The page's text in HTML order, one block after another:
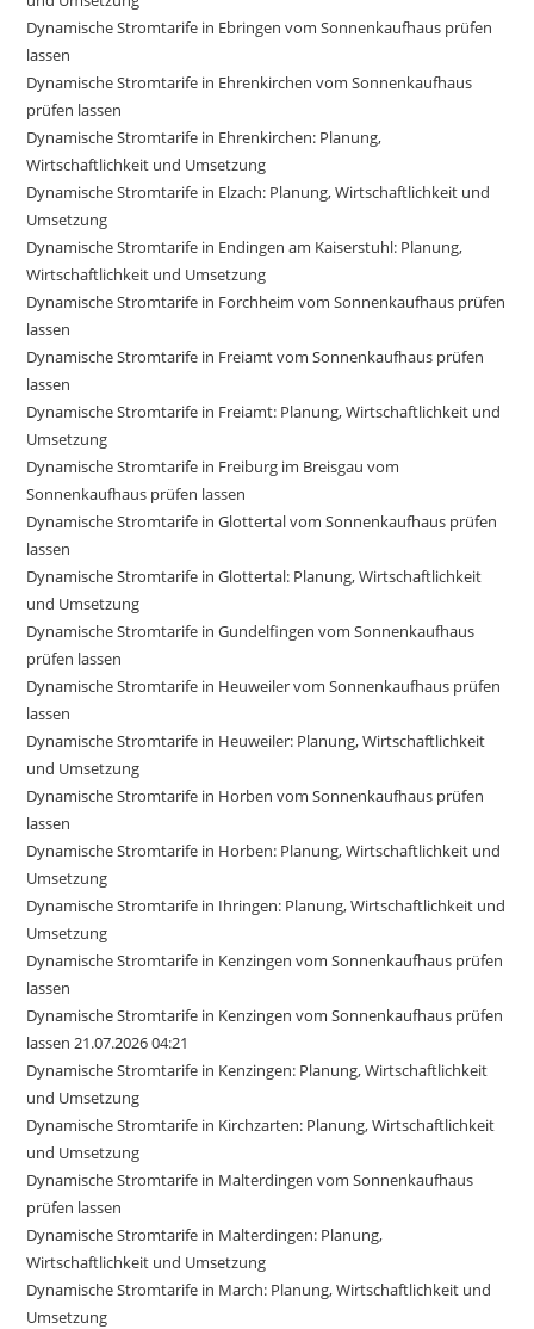
Dynamische Stromtarife in Ebringen vom Sonnenkaufhaus prüfen
lassen
Dynamische Stromtarife in Ehrenkirchen vom Sonnenkaufhaus
prüfen lassen
Dynamische Stromtarife in Ehrenkirchen: Planung,
Wirtschaftlichkeit und Umsetzung
Dynamische Stromtarife in Elzach: Planung, Wirtschaftlichkeit und
Umsetzung
Dynamische Stromtarife in Endingen am Kaiserstuhl: Planung,
Wirtschaftlichkeit und Umsetzung
Dynamische Stromtarife in Forchheim vom Sonnenkaufhaus prüfen
lassen
Dynamische Stromtarife in Freiamt vom Sonnenkaufhaus prüfen
lassen
Dynamische Stromtarife in Freiamt: Planung, Wirtschaftlichkeit und
Umsetzung
Dynamische Stromtarife in Freiburg im Breisgau vom
Sonnenkaufhaus prüfen lassen
Dynamische Stromtarife in Glottertal vom Sonnenkaufhaus prüfen
lassen
Dynamische Stromtarife in Glottertal: Planung, Wirtschaftlichkeit
und Umsetzung
Dynamische Stromtarife in Gundelfingen vom Sonnenkaufhaus
prüfen lassen
Dynamische Stromtarife in Heuweiler vom Sonnenkaufhaus prüfen
lassen
Dynamische Stromtarife in Heuweiler: Planung, Wirtschaftlichkeit
und Umsetzung
Dynamische Stromtarife in Horben vom Sonnenkaufhaus prüfen
lassen
Dynamische Stromtarife in Horben: Planung, Wirtschaftlichkeit und
Umsetzung
Dynamische Stromtarife in Ihringen: Planung, Wirtschaftlichkeit und
Umsetzung
Dynamische Stromtarife in Kenzingen vom Sonnenkaufhaus prüfen
lassen
Dynamische Stromtarife in Kenzingen vom Sonnenkaufhaus prüfen
lassen 21.07.2026 04:21
Dynamische Stromtarife in Kenzingen: Planung, Wirtschaftlichkeit
und Umsetzung
Dynamische Stromtarife in Kirchzarten: Planung, Wirtschaftlichkeit
und Umsetzung
Dynamische Stromtarife in Malterdingen vom Sonnenkaufhaus
prüfen lassen
Dynamische Stromtarife in Malterdingen: Planung,
Wirtschaftlichkeit und Umsetzung
Dynamische Stromtarife in March: Planung, Wirtschaftlichkeit und
Umsetzung